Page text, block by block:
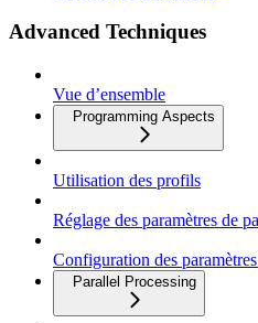
Advanced Techniques
Vue d’ensemble
Programming Aspects
Utilisation des profils
Réglage des paramètres de
Configuration des
Parallel Processing